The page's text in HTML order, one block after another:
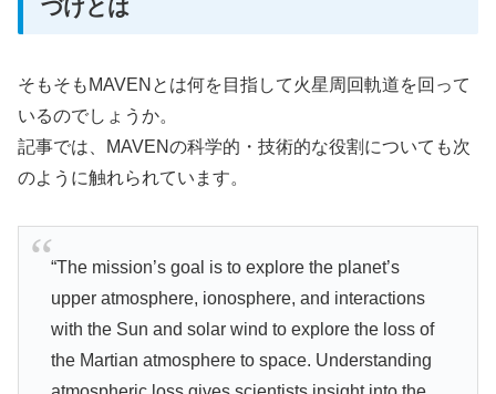
づけとは
そもそもMAVENとは何を目指して火星周回軌道を回って
いるのでしょうか。
記事では、MAVENの科学的・技術的な役割についても次
のように触れられています。
“The mission’s goal is to explore the planet’s
upper atmosphere, ionosphere, and interactions
with the Sun and solar wind to explore the loss of
the Martian atmosphere to space. Understanding